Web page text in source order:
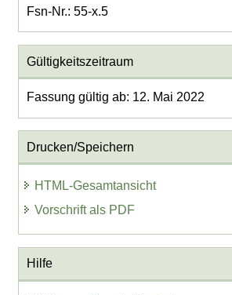
Fsn-Nr.: 55-x.5
Gültigkeitszeitraum
Fassung gültig ab: 12. Mai 2022
Drucken/Speichern
HTML-Gesamtansicht
Vorschrift als PDF
Hilfe